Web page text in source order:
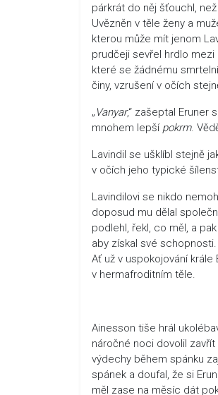
párkrát do něj šťouchl,
Uvězněn v těle ženy a
kterou může mít jenom
prudčeji sevřel hrdlo mezi
které se žádnému
činy, vzrušení v očích
„ Vanyar,“ zašeptal Eruner
mnohem lepší pokrm.
Lavindil se ušklíbl stejně
v očích jeho typické
Lavindilovi se nikdo
doposud mu dělal
podlehl, řekl, co měl, a
aby získal své
Ať už v uspokojování
v hermafroditním těle.
Ainesson tiše hrál
náročné noci dovolil
výdechy během spánku
spánek a doufal, že si
měl zase na měsíc dát